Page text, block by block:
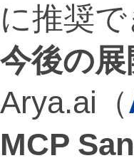
に推奨で
今後の展
Arya.ai（
MCP